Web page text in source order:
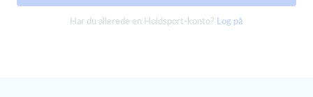
Har du allerede en Holdsport-konto? Log på